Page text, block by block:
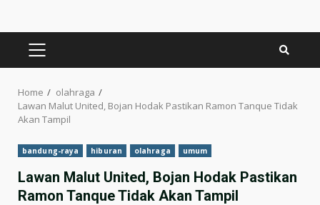
PRIMARY
MENU
Home
olahraga
Lawan Malut United, Bojan Hodak Pastikan Ramon Tanque Tidak
Akan Tampil
bandung-raya hiburan olahraga umum
Lawan Malut United, Bojan Hodak Pastikan
Ramon Tanque Tidak Akan Tampil